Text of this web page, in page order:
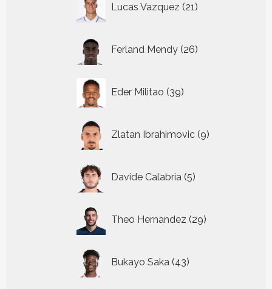
Lucas Vazquez 21
producten
Ferland Mendy 26
producten
Eder Militao 39
producten
Zlatan Ibrahimovic 9
producten
Davide Calabria 5
producten
Theo Hernandez 29
producten
Bukayo Saka 43
producten